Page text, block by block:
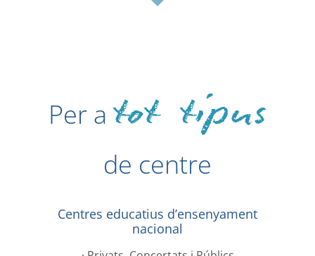
Per atot tipus
de centre
Centres educatius d’ensenyament
nacional